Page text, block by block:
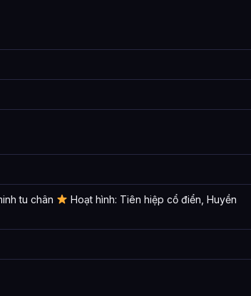
tu chân
Hoạt hình: Tiên hiệp cổ điển, Huyền